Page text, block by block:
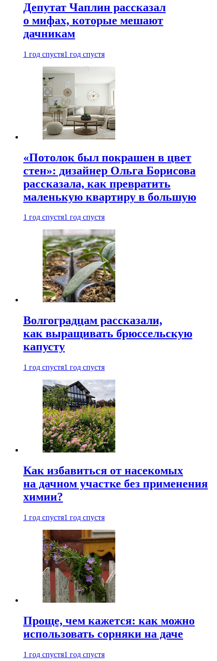
Депутат Чаплин рассказал
о мифах, которые мешают
дачникам
1 год спустя1 год спустя
«Потолок был покрашен в цвет
стен»: дизайнер Ольга Борисова
рассказала, как превратить
маленькую квартиру в большую
1 год спустя1 год спустя
Волгоградцам рассказали,
как выращивать брюссельскую
капусту
1 год спустя1 год спустя
Как избавиться от насекомых
на дачном участке без применения
химии?
1 год спустя1 год спустя
Проще, чем кажется: как можно
использовать сорняки на даче
1 год спустя1 год спустя